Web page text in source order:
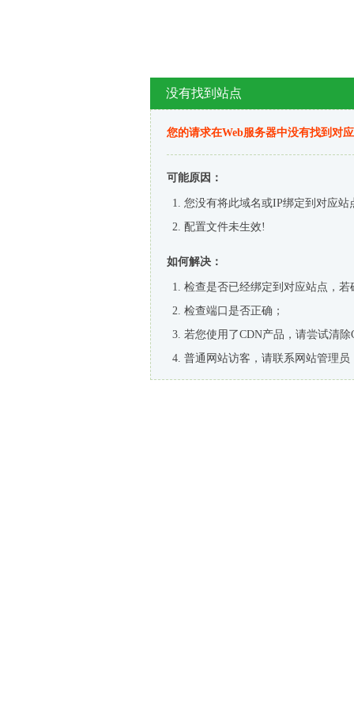
没有找到站点
您的请求在Web服务器中没有找到对
可能原因：
您没有将此域名或IP绑定到对应站
配置文件未生效!
如何解决：
检查是否已经绑定到对应站点，
检查端口是否正确；
若您使用了CDN产品，请尝试清除
普通网站访客，请联系网站管理员